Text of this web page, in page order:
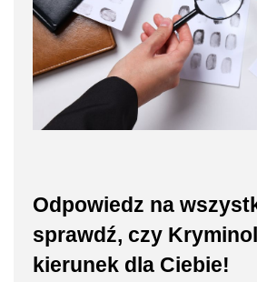
Odpowiedz na
sprawdź, czy
kierunek dla Ciebie!